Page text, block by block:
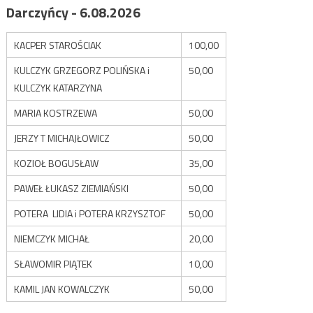
Darczyńcy - 6.08.2026
KACPER STAROŚCIAK
100,00
KULCZYK GRZEGORZ POLIŃSKA i
KULCZYK KATARZYNA
50,00
MARIA KOSTRZEWA
50,00
JERZY T MICHAJŁOWICZ
50,00
KOZIOŁ BOGUSŁAW
35,00
PAWEŁ ŁUKASZ ZIEMIAŃSKI
50,00
POTERA LIDIA i POTERA KRZYSZTOF
50,00
NIEMCZYK MICHAŁ
20,00
SŁAWOMIR PIĄTEK
10,00
KAMIL JAN KOWALCZYK
50,00